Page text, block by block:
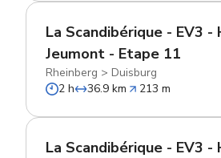
La Scandibérique - EV3 -
Jeumont - Etape 11
Rheinberg > Duisburg
2 h
36.9 km 213 m
La Scandibérique - EV3 -